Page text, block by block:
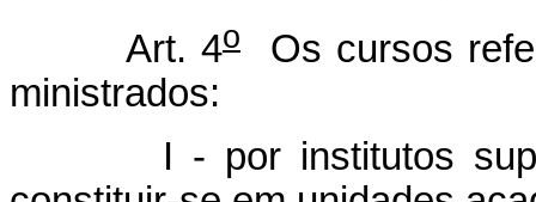
Art. 4o
Os cursos
ministrados:
I - por institutos